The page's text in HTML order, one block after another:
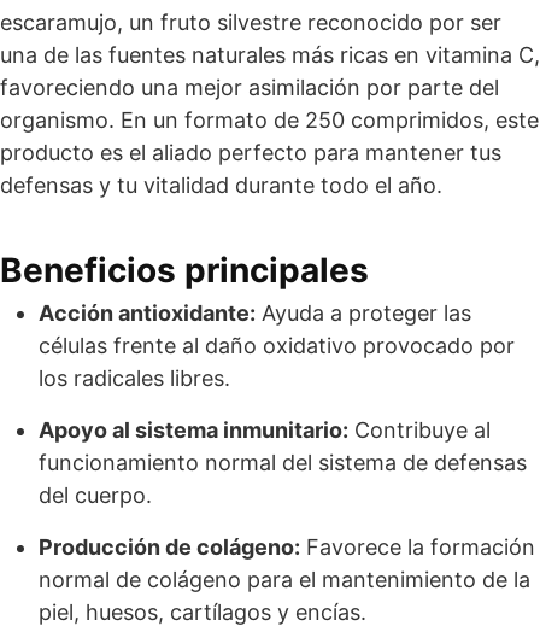
escaramujo, un fruto silvestre reconocido por ser
una de las fuentes naturales más ricas en vitamina C,
favoreciendo una mejor asimilación por parte del
organismo. En un formato de 250 comprimidos, este
producto es el aliado perfecto para mantener tus
defensas y tu vitalidad durante todo el año.
Beneficios principales
Acción antioxidante: Ayuda a proteger las
células frente al daño oxidativo provocado por
los radicales libres.
Apoyo al sistema inmunitario: Contribuye al
funcionamiento normal del sistema de defensas
del cuerpo.
Producción de colágeno: Favorece la formación
normal de colágeno para el mantenimiento de la
piel, huesos, cartílagos y encías.